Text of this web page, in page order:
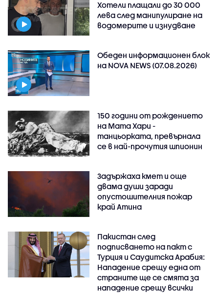
Хотели плащали до 30 000
лева след манипулиране на
водомерите и изнудване
Обеден информационен блок
на NOVA NEWS (07.08.2026)
150 години от рождението
на Мата Хари -
танцьорката, превърнала
се в най-прочутия шпионин
Задържаха кмет и още
двама души заради
опустошителния пожар
край Атина
Пакистан след
подписването на пакт с
Турция и Саудитска Арабия:
Нападение срещу една от
страните ще се смята за
нападение срещу всички